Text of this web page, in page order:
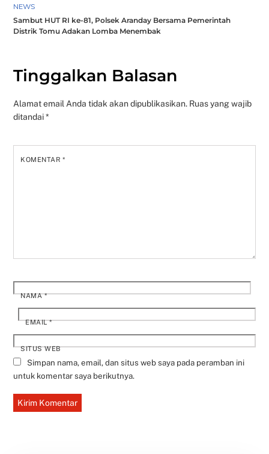
NEWS
Sambut HUT RI ke-81, Polsek Aranday Bersama Pemerintah
Distrik Tomu Adakan Lomba Menembak
Tinggalkan Balasan
Alamat email Anda tidak akan dipublikasikan. Ruas yang wajib
ditandai*
KOMENTAR*
NAMA*
EMAIL*
SITUS WEB
Simpan nama, email, dan situs web saya pada peramban ini
untuk komentar saya berikutnya.